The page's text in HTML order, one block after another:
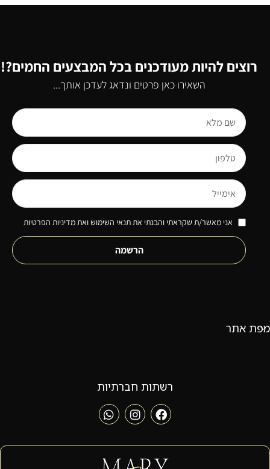
רוצים להיות מעודכנים בכל המבצעים החמים?!
השאירו כאן פרטים ונדאג לעדכן אותך...
אני מאשר/ת שקראתי והבנתי את תנאי השימוש ואת מדיניות הפרטיות
הרשמה
מפת אתר
רשתות חברתיות